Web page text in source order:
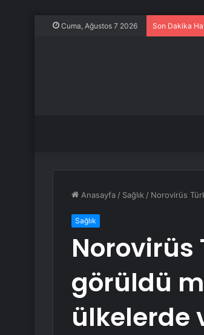
Cuma, Ağustos 7 2026 Son Dakika
Anasayfa / Sağlık / Norovirüs
Sağlık
Norovirüs
görüldü
ülkelerde